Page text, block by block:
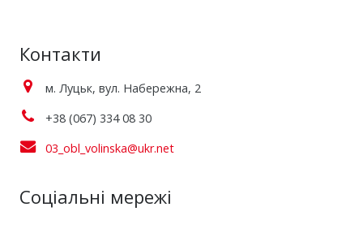
Контакти
м. Луцьк, вул. Набережна, 2
+38 (067) 334 08 30
03_obl_volinska@ukr.net
Соціальні мережі